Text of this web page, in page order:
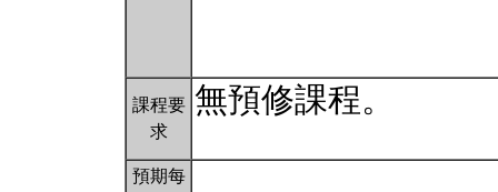
課程要
求
無預修課程。
預期每